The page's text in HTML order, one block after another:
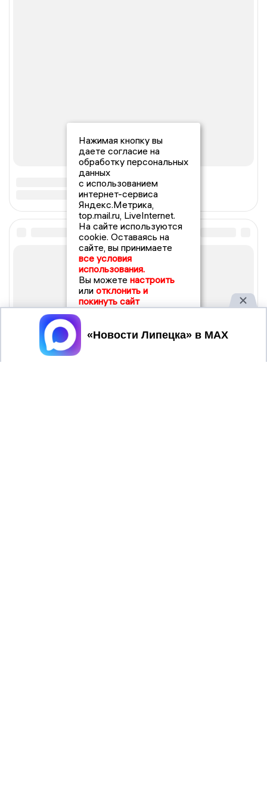
Нажимая кнопку вы
даете согласие на
обработку персональных
данных
с использованием
интернет-сервиса
Яндекс.Метрика,
top.mail.ru, LiveInternet.
На сайте используются
cookie. Оставаясь на
сайте, вы принимаете
все условия
использования.
Вы можете настроить
или отклонить и
покинуть сайт
Принять